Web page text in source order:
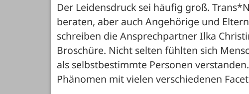
Der Leidensdruck sei häufig groß.
beraten, aber auch Angehörige und
schreiben die Ansprechpartner Ilka
Broschüre. Nicht selten fühlten sich
als selbstbestimmte Personen
Phänomen mit vielen verschiedenen